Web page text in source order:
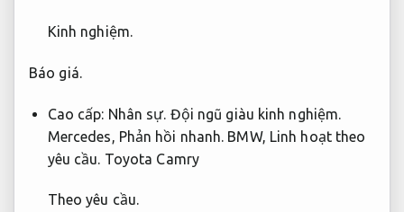
Kinh nghiệm.
Báo giá.
Cao cấp: Nhân sự. Đội ngũ giàu kinh nghiệm.
Mercedes, Phản hồi nhanh. BMW, Linh hoạt theo
yêu cầu. Toyota Camry
Theo yêu cầu.